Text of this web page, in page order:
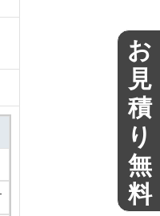
お
見
積
り
無
料